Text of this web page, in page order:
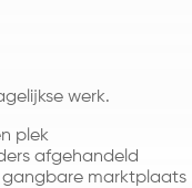
werk.
plek
afgehandeld
marktplaats